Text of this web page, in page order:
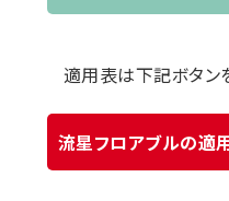
適用表は下記ボタン
流星フロアブルの適